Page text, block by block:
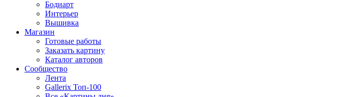
Бодиарт
Интерьер
Вышивка
Магазин
Готовые работы
Заказать картину
Каталог авторов
Сообщество
Лента
Gallerix Топ-100